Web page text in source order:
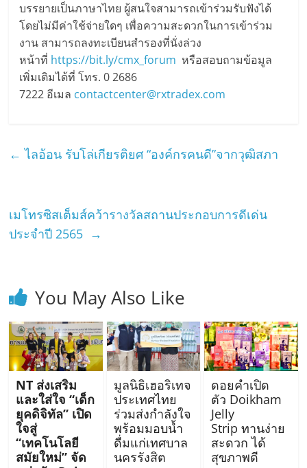
บรรยายเป็นภาษาไทย ผู้สนใจสามารถเข้าร่วมรับฟังได้
โดยไม่มีค่าใช้จ่ายใดๆ เพื่อความสะดวกในการเข้าร่วม
งาน สามารถลงทะเบียนสำรองที่นั่งล่วง
หน้าที่ https://bit.ly/cmx_forum หรือสอบถามข้อมูล
เพิ่มเติมได้ที่ โทร. 0 2686
7222 อีเมล contactcenter@rxtradex.com
← ไลอ้อน รับโล่เกียรติยศ “องค์กรคนดี”จากวุฒิสภา
เมโทรซิสเต็มส์คว้ารางวัลสถานประกอบการดีเด่น
ประจำปี 2565 →
You May Also Like
NT ส่งเสริม
และใส่ใจ “เด็ก
ยุคดิจิทัล” เปิด
ใจสู่
“เทคโนโลยี
สมัยใหม่” จัด
มูลนิธิเฮอริเทจ
ประเทศไทย
ร่วมส่งกำลังใจ
พร้อมมอบน้ำ
ดื่มแก่เทศบาล
นครรังสิต
ดอยคำเปิด
ตัว Doikham
Jelly
Strip ทานง่าย
สะดวก ได้
สุขภาพดี